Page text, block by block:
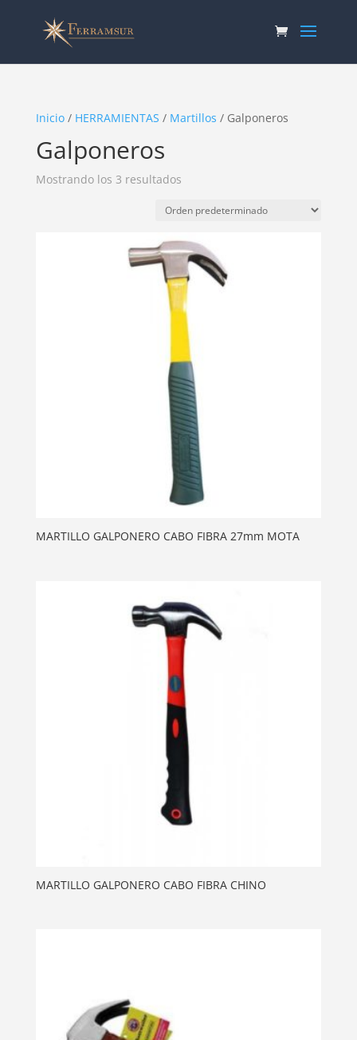
Inicio/ HERRAMIENTAS / Martillos / Galponeros
Galponeros
Mostrando los 3 resultados
MARTILLO GALPONERO CABO FIBRA 27mm MOTA
MARTILLO GALPONERO CABO FIBRA CHINO